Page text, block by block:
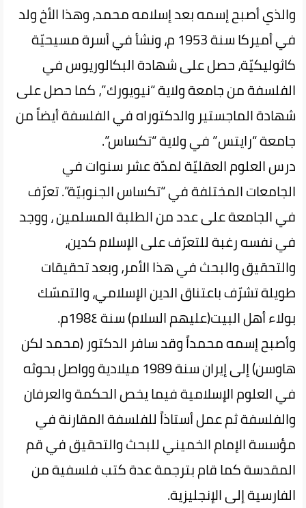
والذي أصبح إسمه بعد إسلامه محمد، وهذا الأخ ولد
في أميركا سنة 1953 م، ونشأ في أسرة مسيحيّة
كاثوليكيّة، حصل على شهادة البكالوريوس في
الفلسفة من جامعة ولاية “نيويورك”، كما حصل على
شهادة الماجستير والدكتوراه في الفلسفة أيضاً من
جامعة “رايتس” في ولاية “تكساس”.
درس العلوم العقليّة لمدّة عشر سنوات في
الجامعات المختلفة في “تكساس الجنوبيّة”. تعرّف
في الجامعة على عدد من الطلبة المسلمين ، ووجد
في نفسه رغبة للتعرّف على الإسلام كدين،
والتحقيق والبحث في هذا الأمر، وبعد تحقيقات
طويلة تشرّف باعتناق الدين الإسلامي، والتمسّك
بولاء أهل البيت(عليهم السلام) سنة 198٤م.
وأصبح إسمه محمداً وقد سافر الدكتور (محمد لكن
هاوسن) إلى إيران سنة 1989 ميلادية وواصل بحوثه
في العلوم الإسلامية فيما يخص الحكمة والعرفان
والفلسفة ثم عمل أستاذاً للفلسفة المقارنة في
مؤسسة الإمام الخميني للبحث والتحقيق في قم
المقدسة كما قام بترجمة عدة كتب فلسفية من
الفارسية إلى الإنجليزية.